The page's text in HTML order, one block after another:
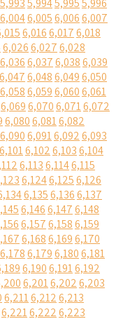
5,9935,9945,9955,996
6,0046,0056,0066,007
6,0166,0176,018
6,0266,0276,028
6,0366,0376,0386,039
6,0476,0486,0496,050
6,0586,0596,0606,061
6,0696,0706,0716,072
6,0806,0816,082
6,0906,0916,0926,093
6,1016,1026,1036,104
6,1136,1146,115
6,1246,1256,126
6,1356,1366,137
6,1466,1476,148
6,1576,1586,159
6,1686,1696,170
6,1786,1796,1806,181
6,1906,1916,192
6,2016,2026,203
6,2116,2126,213
6,2216,2226,223